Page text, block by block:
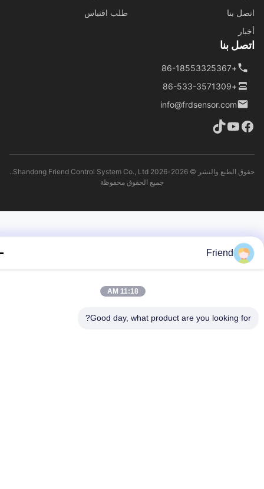
بنا
طلب اقتباس
بنا
info@frdsensor.com
حقوق الطبع والنشر © 2026-2026 Shandong Friend Control System Co., Ltd..
جميع الحقوق محفوظة
Friend
11:18 AM
Good day, what product are you looking